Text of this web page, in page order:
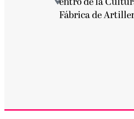
entro de la
Fábrica de